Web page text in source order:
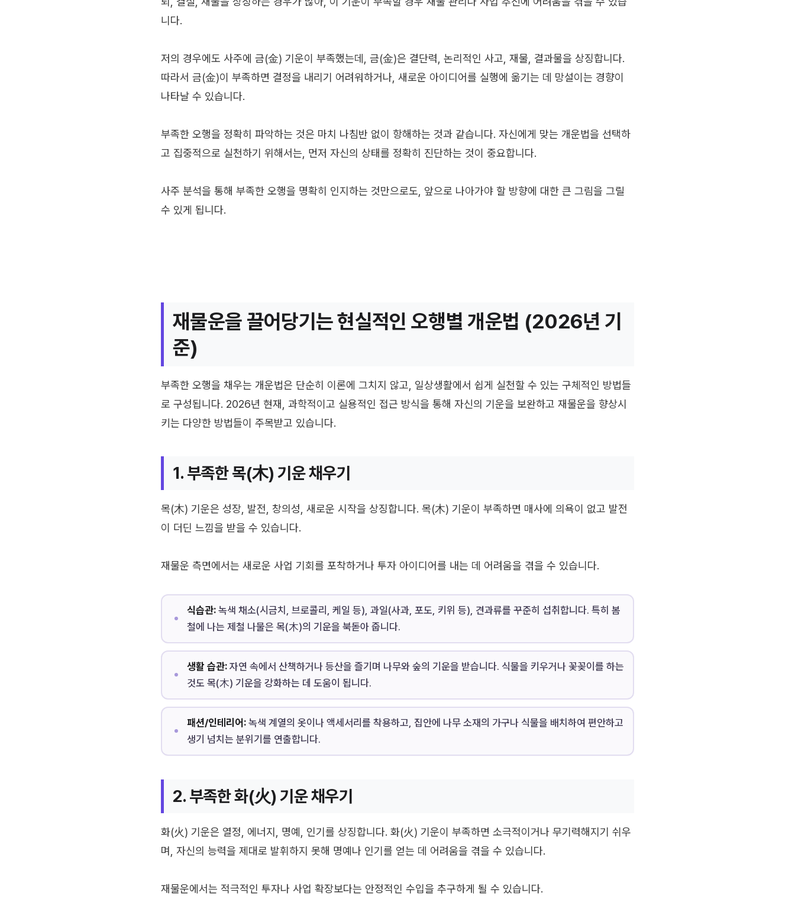
니다.
저의 경우에도 사주에 금(金) 기운이 부족했는데, 금(金)은 결단력, 논리적인 사고, 재물, 결과물을 상징합니다.
따라서 금(金)이 부족하면 결정을 내리기 어려워하거나, 새로운 아이디어를 실행에 옮기는 데 망설이는 경향이
나타날 수 있습니다.
부족한 오행을 정확히 파악하는 것은 마치 나침반 없이 항해하는 것과 같습니다. 자신에게 맞는 개운법을 선택하
고 집중적으로 실천하기 위해서는, 먼저 자신의 상태를 정확히 진단하는 것이 중요합니다.
사주 분석을 통해 부족한 오행을 명확히 인지하는 것만으로도, 앞으로 나아가야 할 방향에 대한 큰 그림을 그릴
수 있게 됩니다.
재물운을 끌어당기는 현실적인 오행별 개운법 (2026년 기
준)
부족한 오행을 채우는 개운법은 단순히 이론에 그치지 않고, 일상생활에서 쉽게 실천할 수 있는 구체적인 방법들
로 구성됩니다. 2026년 현재, 과학적이고 실용적인 접근 방식을 통해 자신의 기운을 보완하고 재물운을 향상시
키는 다양한 방법들이 주목받고 있습니다.
1. 부족한 목(木) 기운 채우기
목(木) 기운은 성장, 발전, 창의성, 새로운 시작을 상징합니다. 목(木) 기운이 부족하면 매사에 의욕이 없고 발전
이 더딘 느낌을 받을 수 있습니다.
재물운 측면에서는 새로운 사업 기회를 포착하거나 투자 아이디어를 내는 데 어려움을 겪을 수 있습니다.
식습관:녹색 채소(시금치, 브로콜리, 케일 등), 과일(사과, 포도, 키위 등), 견과류를 꾸준히 섭취합니다. 특히 봄
철에 나는 제철 나물은 목(木)의 기운을 북돋아 줍니다.
생활 습관:자연 속에서 산책하거나 등산을 즐기며 나무와 숲의 기운을 받습니다. 식물을 키우거나 꽃꽂이를 하는
것도 목(木) 기운을 강화하는 데 도움이 됩니다.
패션/인테리어:녹색 계열의 옷이나 액세서리를 착용하고, 집안에 나무 소재의 가구나 식물을 배치하여 편안하고
생기 넘치는 분위기를 연출합니다.
2. 부족한 화(火) 기운 채우기
화(火) 기운은 열정, 에너지, 명예, 인기를 상징합니다. 화(火) 기운이 부족하면 소극적이거나 무기력해지기 쉬우
며, 자신의 능력을 제대로 발휘하지 못해 명예나 인기를 얻는 데 어려움을 겪을 수 있습니다.
재물운에서는 적극적인 투자나 사업 확장보다는 안정적인 수입을 추구하게 될 수 있습니다.